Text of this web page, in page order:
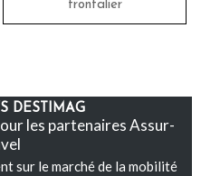
frontalier
DESTIMAG
les partenaires Assur-
sur le marché de la mobilité